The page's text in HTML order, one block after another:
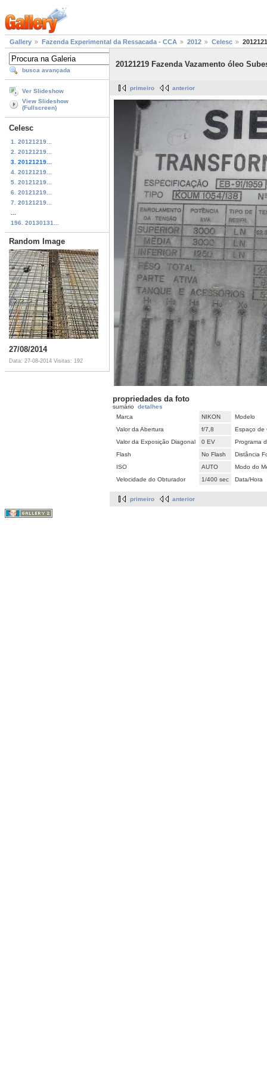
Gallery Fazenda Experimental da Ressacada - CCA 2012 Celesc
busca avançada
Ver Slideshow
View Slideshow
(Fullscreen)
Celesc
1. 20121219...
2. 20121219...
3. 20121219...
4. 20121219...
5. 20121219...
6. 20121219...
7. 20121219...
196. 20130131...
Random Image
27/08/2014
Data: 27-08-2014 Visitas: 192
20121219 Fazenda Vazamento óleo
primeiro anterior
propriedades da foto
sumário detalhes
Marca
NIKON
Modelo
Valor da Abertura
f/7,8
Espaço de
Valor da Exposição Diagonal
0 EV
Programa
Flash
No Flash
Distância
ISO
AUTO
Modo do
Velocidade do Obturador
1/400 sec Data/Hora
primeiro anterior